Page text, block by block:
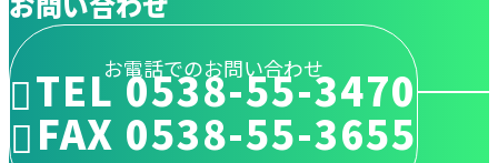
お電話でのお問い合わせ
TEL 0538-55-3470
FAX 0538-55-3655